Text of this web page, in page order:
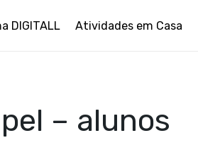
DIGITALL Atividades em Casa
– alunos